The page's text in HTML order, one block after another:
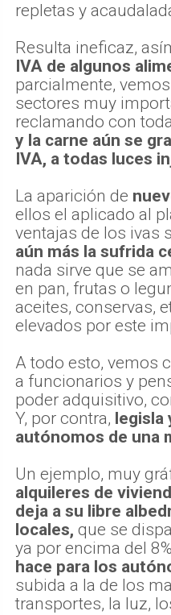
repletas y
Resulta ineficaz,
IVA de algunos
parcialmente,
sectores muy
reclamando con
y la carne aún se
IVA, a todas luces
La aparición de
ellos el aplicado al
ventajas de los ivas
aún más la sufrida
nada sirve que se
en pan, frutas o
aceites, conservas,
elevados por este
A todo esto, vemos
a funcionarios y
poder adquisitivo,
Y, por contra, legisla
autónomos de una
Un ejemplo, muy
alquileres de
deja a su libre
locales, que se
ya por encima del
hace para los
subida a la de los
transportes, la luz,